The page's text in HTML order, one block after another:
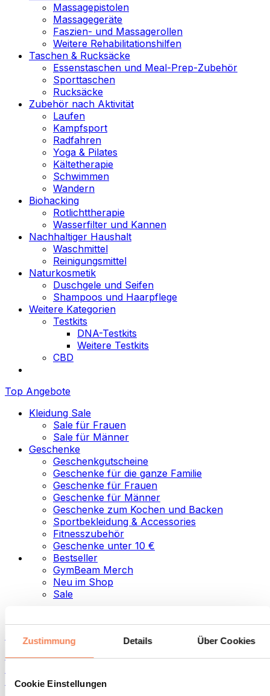
Zustimmung Details Über Cookies
Cookie Einstellungen
Massagepistolen
Massagegeräte
Faszien- und Massagerollen
Weitere Rehabilitationshilfen
Taschen & Rucksäcke
Essenstaschen und Meal-Prep-Zubehör
Sporttaschen
Rucksäcke
Zubehör nach Aktivität
Laufen
Kampfsport
Radfahren
Yoga & Pilates
Kältetherapie
Schwimmen
Wandern
Biohacking
Rotlichttherapie
Wasserfilter und Kannen
Nachhaltiger Haushalt
Waschmittel
Reinigungsmittel
Naturkosmetik
Duschgele und Seifen
Shampoos und Haarpflege
Weitere Kategorien
Testkits
DNA-Testkits
Weitere Testkits
CBD
Top Angebote
Kleidung Sale
Sale für Frauen
Sale für Männer
Geschenke
Geschenkgutscheine
Geschenke für die ganze Familie
Geschenke für Frauen
Geschenke für Männer
Geschenke zum Kochen und Backen
Sportbekleidung & Accessories
Fitnesszubehör
Geschenke unter 10 €
Bestseller
GymBeam Merch
Neu im Shop
Sale
Lebensmittel
Fitness-Food
Aufstriche und Pasten